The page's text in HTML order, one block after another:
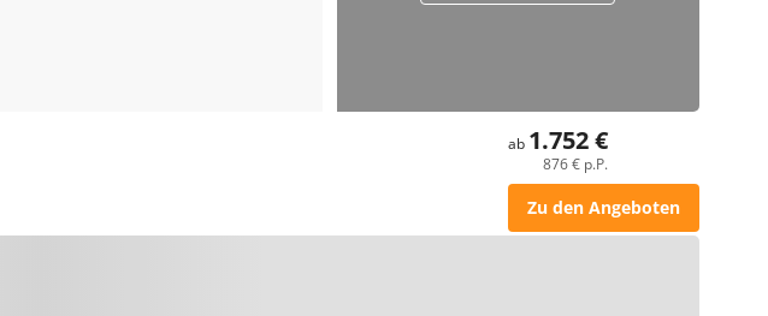
ab 1.752 €
876 € p.P.
Zu den Angeboten